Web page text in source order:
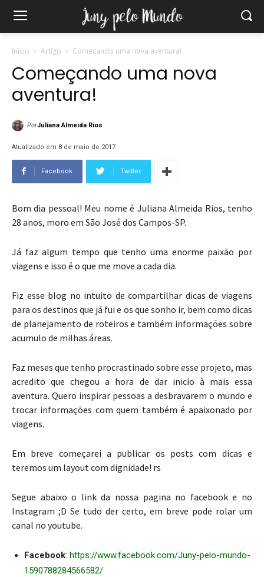
Início Artigo Começando uma nova aventura!
Começando uma nova
aventura!
PorJuliana Almeida Rios
Atualizado em 8 de maio de 2017
Facebook Twitter
Bom dia pessoal! Meu nome é Juliana Almeida Rios, tenho
28 anos, moro em São José dos Campos-SP.
Já faz algum tempo que tenho uma enorme paixão por
viagens e isso é o que me move a cada dia.
Fiz esse blog no intuito de compartilhar dicas de viagens
para os destinos que já fui e os que sonho ir, bem como dicas
de planejamento de roteiros e também informações sobre
acumulo de milhas áreas.
Faz meses que tenho procrastinado sobre esse projeto, mas
acredito que chegou a hora de dar inicio à mais essa
aventura. Quero inspirar pessoas a desbravarem o mundo e
trocar informações com quem também é apaixonado por
viagens.
Em breve começarei a publicar os posts com dicas e
teremos um layout com dignidade! rs
Segue abaixo o link da nossa pagina no facebook e no
Instagram ;D Se tudo der certo, em breve pode rolar um
canal no youtube.
Facebook: https://www.facebook.com/Juny-pelo-mundo-
1590788284566582/